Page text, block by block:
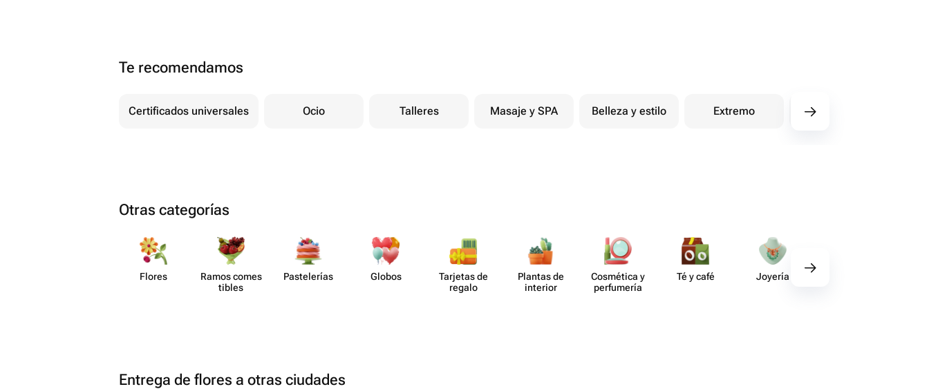
Te recomendamos
Certificados universales Ocio Talleres Masaje y SPA Belleza y estilo Extremo Certificados de Flowwow
Otras categorías
Flores
Ramos comes​
tibles
Paste​lerías Globos
Tarjetas de
regalo
Plantas de
interior
Cosmética y
perf​umería
Té y café Joyería
Entrega de flores a otras ciudades